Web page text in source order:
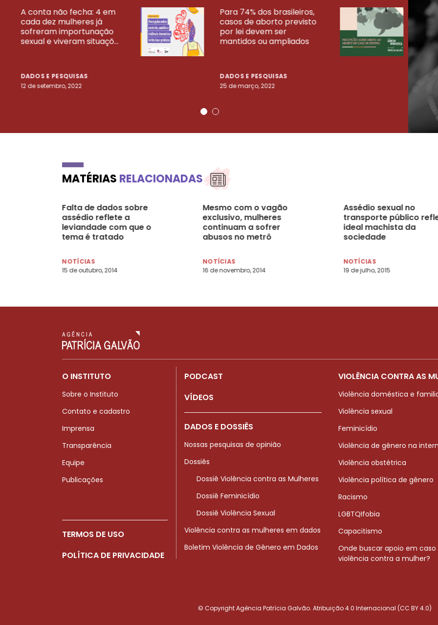
A conta não fecha: 4 em
cada dez mulheres já
sofreram importunação
sexual e viveram situaçõ...
DADOS E PESQUISAS
12 de setembro, 2022
Para 74% dos brasileiros,
casos de aborto previsto
por lei devem ser
mantidos ou ampliados
DADOS E PESQUISAS
25 de março, 2022
23
VEJA MAIS PESQUISAS
MATÉRIAS RELACIONADAS
Falta de dados sobre
assédio reflete a
leviandade com que o
tema é tratado
NOTÍCIAS
15 de outubro, 2014
Mesmo com o vagão
exclusivo, mulheres
continuam a sofrer
abusos no metrô
NOTÍCIAS
16 de novembro, 2014
Assédio sexual no
transporte público
ideal machista da
sociedade
NOTÍCIAS
19 de julho, 2015
O INSTITUTO
Sobre o Instituto
Contato e cadastro
Imprensa
Transparência
Equipe
Publicações
TERMOS DE USO
POLÍTICA DE PRIVACIDADE
PODCAST
VÍDEOS
DADOS E DOSSIÊS
Nossas pesquisas de opinião
Dossiês
Dossiê Violência contra as Mulheres
Dossiê Feminicídio
Dossiê Violência Sexual
Violência contra as mulheres em dados
Boletim Violência de Gênero em Dados
VIOLÊNCIA CONTRA AS
Violência doméstica e
Violência sexual
Feminicídio
Violência de gênero na
Violência obstétrica
Violência política de gênero
Racismo
LGBTQIfobia
Capacitismo
Onde buscar apoio em caso
violência contra a mulher?
© Copyright Agência Patrícia Galvão. Atribuição 4.0 Internacional (CC BY 4.0)